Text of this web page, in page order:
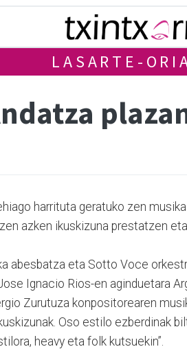
LASARTE-
harrituta geratuko zen
azken ikuskizuna prestatzen
abesbatza eta Sotto Voce
Ignacio Rios-en aginduetara
Zurutuza konpositorearen
Oso estilo ezberdinak
heavy eta folk kutsuekin”.